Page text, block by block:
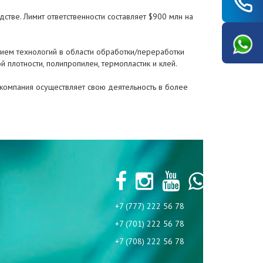
Лимит ответственности составляет $900 млн на
технологий в области обработки/переработки
полипропилен, термопластик и клей.
осуществляет свою деятельность в более
+7 (777) 222 56 78
+7 (701) 222 56 78
+7 (708) 222 56 78